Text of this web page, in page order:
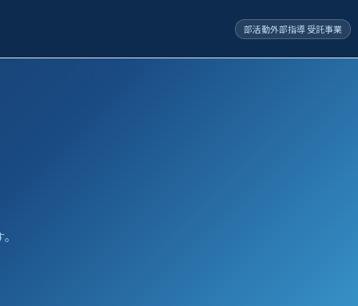
部活動外部指導 受託事業